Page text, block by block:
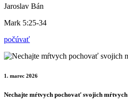
Jaroslav Bán
Mark 5:25-34
počúvať
1. marec 2026
Nechajte mŕtvych pochovať svojich mŕtvych